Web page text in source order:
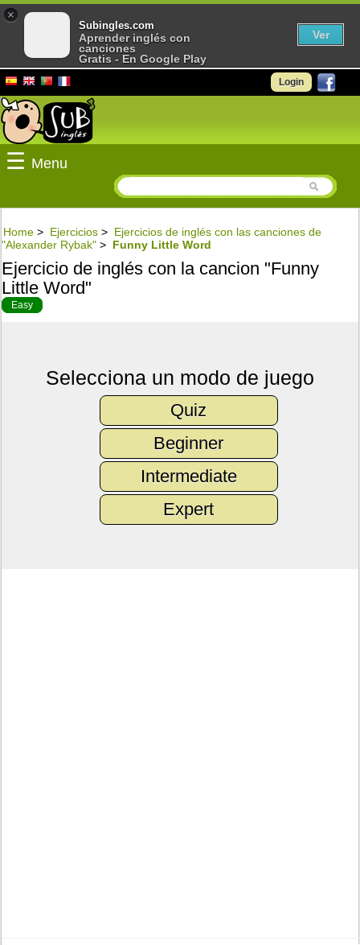
Login
☰ Menu
Home > Ejercicios > Ejercicios de inglés con las canciones de
"Alexander Rybak" > Funny Little Word
Ejercicio de inglés con la cancion "Funny
Little Word"
Easy
Selecciona un modo de juego
Quiz
Beginner
Intermediate
Expert
×
Subingles.com
Aprender inglés con
canciones
Gratis - En Google Play
Ver